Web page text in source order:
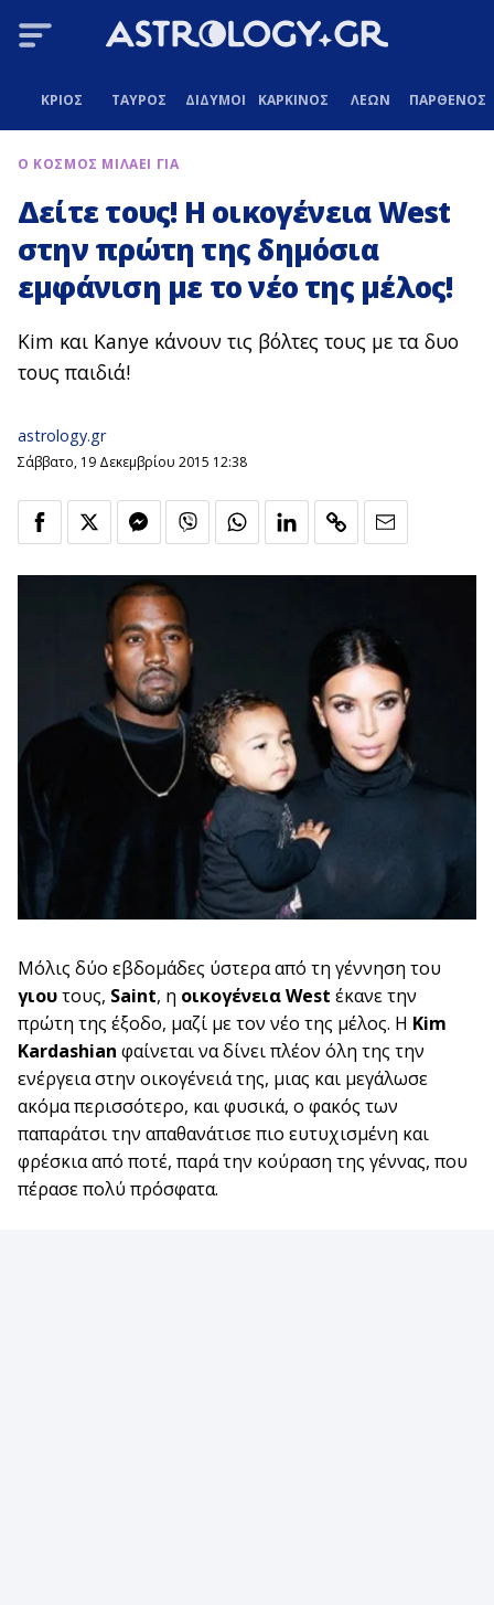
ΚΡΙΟΣ ΤΑΥΡΟΣ ΔΙΔΥΜΟΙ ΚΑΡΚΙΝΟΣ ΛΕΩΝ ΠΑΡΘΕΝΟΣ
Ο ΚΟΣΜΟΣ ΜΙΛΑΕΙ ΓΙΑ
Δείτε τους! Η οικογένεια West
στην πρώτη της δημόσια
εμφάνιση με το νέο της μέλος!
Kim και Kanye κάνουν τις βόλτες τους με τα δυο
τους παιδιά!
astrology.gr
Σάββατο, 19 Δεκεμβρίου 2015 12:38
Μόλις δύο εβδομάδες ύστερα από τη γέννηση του
γιουτους, Saint, η οικογένεια West έκανε την
πρώτη της έξοδο, μαζί με τον νέο της μέλος. Η Kim
Kardashian φαίνεται να δίνει πλέον όλη της την
ενέργεια στην οικογένειά της, μιας και μεγάλωσε
ακόμα περισσότερο, και φυσικά, ο φακός των
παπαράτσι την απαθανάτισε πιο ευτυχισμένη και
φρέσκια από ποτέ, παρά την κούραση της γέννας, που
πέρασε πολύ πρόσφατα.